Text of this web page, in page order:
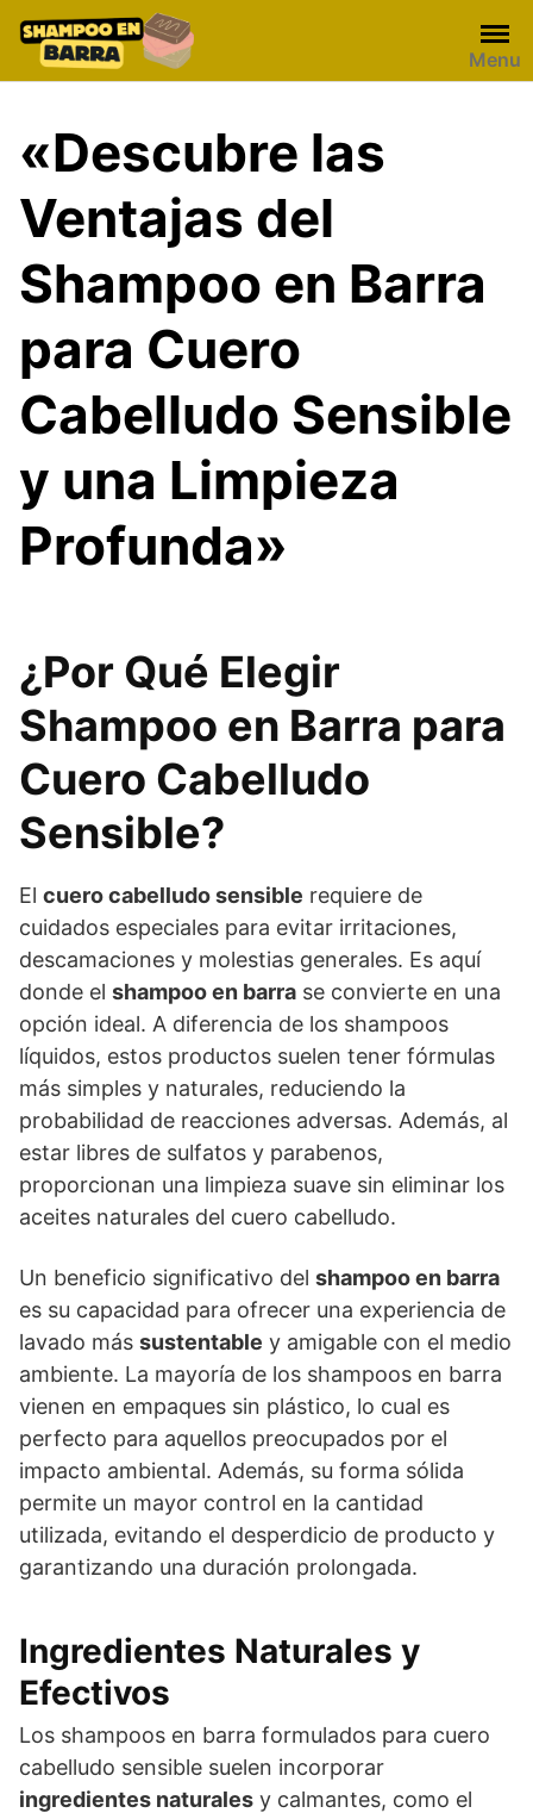
content
Menu
«Descubre las
Ventajas del
Shampoo en Barra
para Cuero
Cabelludo Sensible
y una Limpieza
Profunda»
¿Por Qué Elegir
Shampoo en Barra para
Cuero Cabelludo
Sensible?
El cuero cabelludo sensible requiere de
cuidados especiales para evitar irritaciones,
descamaciones y molestias generales. Es aquí
donde el shampoo en barra se convierte en una
opción ideal. A diferencia de los shampoos
líquidos, estos productos suelen tener fórmulas
más simples y naturales, reduciendo la
probabilidad de reacciones adversas. Además, al
estar libres de sulfatos y parabenos,
proporcionan una limpieza suave sin eliminar los
aceites naturales del cuero cabelludo.
Un beneficio significativo del shampoo en barra
es su capacidad para ofrecer una experiencia de
lavado más sustentable y amigable con el medio
ambiente. La mayoría de los shampoos en barra
vienen en empaques sin plástico, lo cual es
perfecto para aquellos preocupados por el
impacto ambiental. Además, su forma sólida
permite un mayor control en la cantidad
utilizada, evitando el desperdicio de producto y
garantizando una duración prolongada.
Ingredientes Naturales y
Efectivos
Los shampoos en barra formulados para cuero
cabelludo sensible suelen incorporar
ingredientes naturales y calmantes, como el